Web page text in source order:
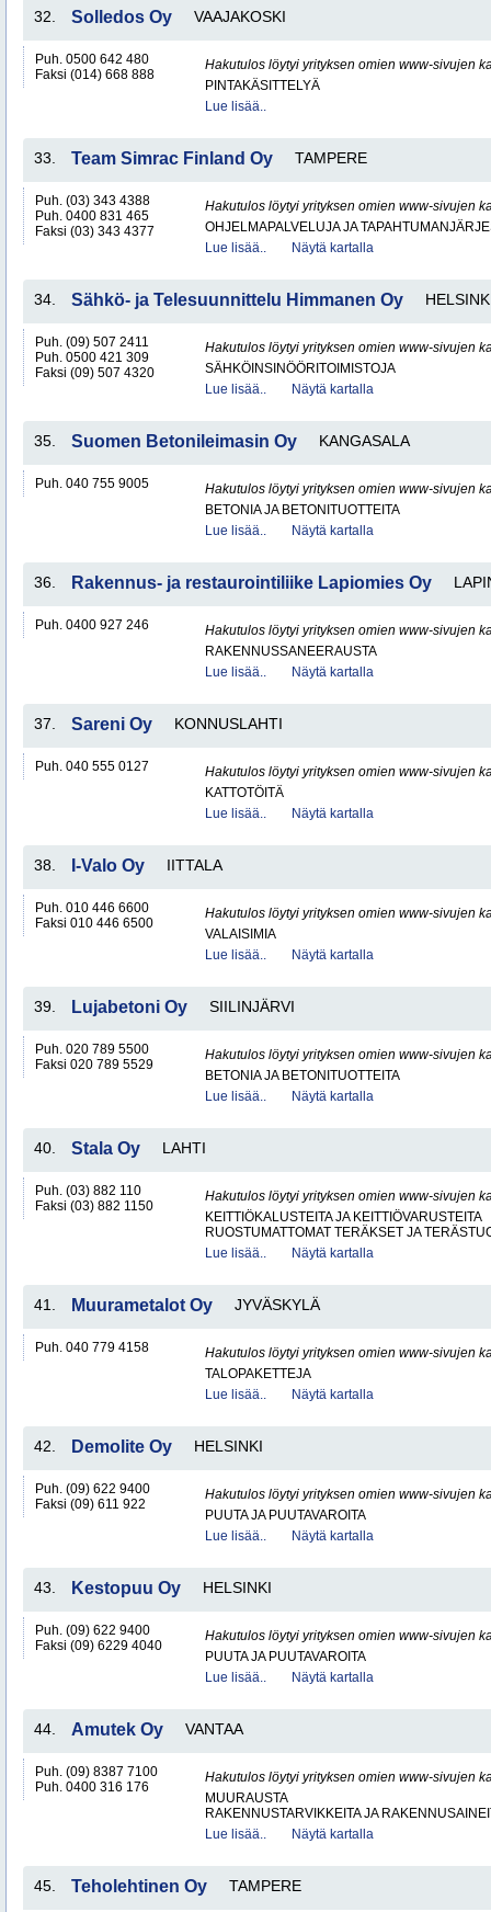
32. Solledos Oy VAAJAKOSKI
Puh. 0500 642 480
Faksi (014) 668 888
Hakutulos löytyi yrityksen omien www-sivujen
PINTAKÄSITTELYÄ
Lue lisää..
33. Team Simrac Finland Oy TAMPERE
Puh. (03) 343 4388
Puh. 0400 831 465
Faksi (03) 343 4377
Hakutulos löytyi yrityksen omien www-sivujen
OHJELMAPALVELUJA JA
Lue lisää..
Näytä kartalla
34. Sähkö- ja Telesuunnittelu Himmanen Oy
Puh. (09) 507 2411
Puh. 0500 421 309
Faksi (09) 507 4320
Hakutulos löytyi yrityksen omien www-sivujen
SÄHKÖINSINÖÖRITOIMISTOJA
Lue lisää..
Näytä kartalla
35. Suomen Betonileimasin Oy KANGASALA
Puh. 040 755 9005
Hakutulos löytyi yrityksen omien www-sivujen
BETONIA JA BETONITUOTTEITA
Lue lisää..
Näytä kartalla
36. Rakennus- ja restaurointiliike Lapiomies Oy
Puh. 0400 927 246
Hakutulos löytyi yrityksen omien www-sivujen
RAKENNUSSANEERAUSTA
Lue lisää..
Näytä kartalla
37. Sareni Oy KONNUSLAHTI
Puh. 040 555 0127
Hakutulos löytyi yrityksen omien www-sivujen
KATTOTÖITÄ
Lue lisää..
Näytä kartalla
38. I-Valo Oy IITTALA
Puh. 010 446 6600
Faksi 010 446 6500
Hakutulos löytyi yrityksen omien www-sivujen
VALAISIMIA
Lue lisää..
Näytä kartalla
39. Lujabetoni Oy SIILINJÄRVI
Puh. 020 789 5500
Faksi 020 789 5529
Hakutulos löytyi yrityksen omien www-sivujen
BETONIA JA BETONITUOTTEITA
Lue lisää..
Näytä kartalla
40. Stala Oy LAHTI
Puh. (03) 882 110
Faksi (03) 882 1150
Hakutulos löytyi yrityksen omien www-sivujen
KEITTIÖKALUSTEITA JA KEITTIÖVARUSTEITA
RUOSTUMATTOMAT TERÄKSET JA
Lue lisää..
Näytä kartalla
41. Muurametalot Oy JYVÄSKYLÄ
Puh. 040 779 4158
Hakutulos löytyi yrityksen omien www-sivujen
TALOPAKETTEJA
Lue lisää..
Näytä kartalla
42. Demolite Oy HELSINKI
Puh. (09) 622 9400
Faksi (09) 611 922
Hakutulos löytyi yrityksen omien www-sivujen
PUUTA JA PUUTAVAROITA
Lue lisää..
Näytä kartalla
43. Kestopuu Oy HELSINKI
Puh. (09) 622 9400
Faksi (09) 6229 4040
Hakutulos löytyi yrityksen omien www-sivujen
PUUTA JA PUUTAVAROITA
Lue lisää..
Näytä kartalla
44. Amutek Oy VANTAA
Puh. (09) 8387 7100
Puh. 0400 316 176
Hakutulos löytyi yrityksen omien www-sivujen
MUURAUSTA
RAKENNUSTARVIKKEITA JA
Lue lisää..
Näytä kartalla
45. Teholehtinen Oy TAMPERE